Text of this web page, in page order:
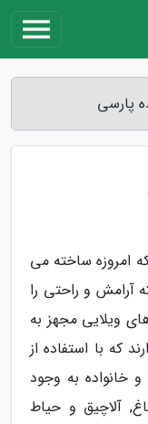
پارسی
امروزه ساخته می
آرامش و راحتی را
ویلایی مجهز به
که با استفاده از
خانواده به وجود
آلاچیق و حیاط